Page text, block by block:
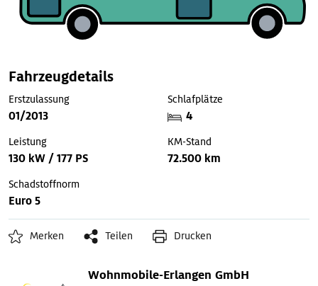
Fahrzeugdetails
Erstzulassung
01/2013
Schlafplätze
4
Leistung
130 kW / 177 PS
KM-Stand
72.500 km
Schadstoffnorm
Euro 5
Merken Teilen Drucken
Wohnmobile-Erlangen GmbH